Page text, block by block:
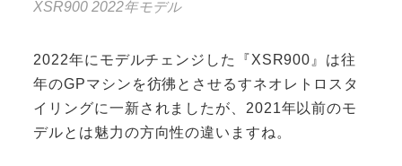
XSR900 2022年モデル
2022年にモデルチェンジした『XSR900』は往
年のGPマシンを彷彿とさせるすネオレトロスタ
イリングに一新されましたが、2021年以前のモ
デルとは魅力の方向性の違いますね。